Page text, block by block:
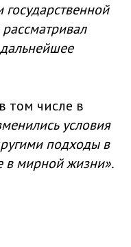
том числе в
условия
подходы в
в мирной жизни».